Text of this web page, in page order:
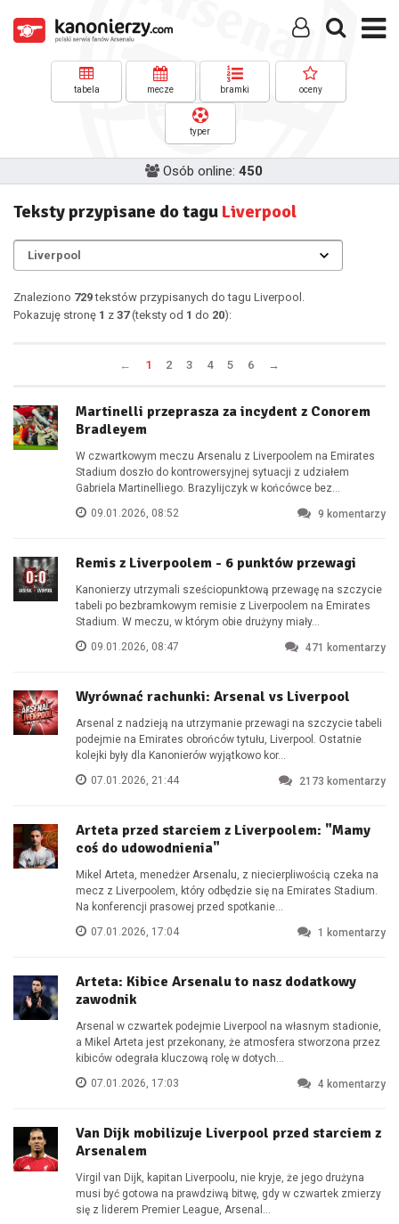
tabela mecze bramki oceny
typer
Osób online: 450
Teksty przypisane do tagu Liverpool
Znaleziono 729tekstów przypisanych do tagu Liverpool.
Pokazuję stronę 1 z 37(teksty od 1 do 20):
← 1 2 3 4 5 6 →
Martinelli przeprasza za incydent z Conorem
Bradleyem
W czwartkowym meczu Arsenalu z Liverpoolem na Emirates
Stadium doszło do kontrowersyjnej sytuacji z udziałem
Gabriela Martinelliego. Brazylijczyk w końcówce bez...
09.01.2026, 08:52
9 komentarzy
Remis z Liverpoolem - 6 punktów przewagi
Kanonierzy utrzymali sześciopunktową przewagę na szczycie
tabeli po bezbramkowym remisie z Liverpoolem na Emirates
Stadium. W meczu, w którym obie drużyny miały...
09.01.2026, 08:47
471 komentarzy
Wyrównać rachunki: Arsenal vs Liverpool
Arsenal z nadzieją na utrzymanie przewagi na szczycie tabeli
podejmie na Emirates obrońców tytułu, Liverpool. Ostatnie
kolejki były dla Kanonierów wyjątkowo kor...
07.01.2026, 21:44
2173 komentarzy
Arteta przed starciem z Liverpoolem: "Mamy
coś do udowodnienia"
Mikel Arteta, menedżer Arsenalu, z niecierpliwością czeka na
mecz z Liverpoolem, który odbędzie się na Emirates Stadium.
Na konferencji prasowej przed spotkanie...
07.01.2026, 17:04
1 komentarzy
Arteta: Kibice Arsenalu to nasz dodatkowy
zawodnik
Arsenal w czwartek podejmie Liverpool na własnym stadionie,
a Mikel Arteta jest przekonany, że atmosfera stworzona przez
kibiców odegrała kluczową rolę w dotych...
07.01.2026, 17:03
4 komentarzy
Van Dijk mobilizuje Liverpool przed starciem z
Arsenalem
Virgil van Dijk, kapitan Liverpoolu, nie kryje, że jego drużyna
musi być gotowa na prawdziwą bitwę, gdy w czwartek zmierzy
się z liderem Premier League, Arsenal...